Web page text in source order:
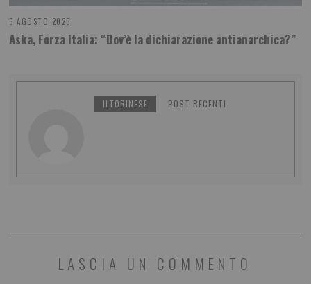
5 AGOSTO 2026
Aska, Forza Italia: “Dov’è la dichiarazione antianarchica?”
ILTORINESE POST RECENTI
LASCIA UN COMMENTO